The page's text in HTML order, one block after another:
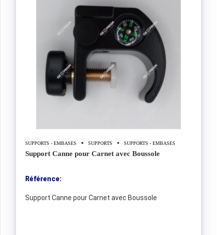
SUPPORTS - EMBASES SUPPORTS SUPPORTS - EMBASES
Support Canne pour Carnet avec Boussole
Référence:
Support Canne pour Carnet avec Boussole